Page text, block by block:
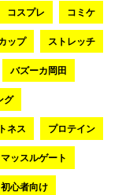
コスプレ コミケ
ップ ストレッチ
バズーカ岡田
グ
ネス プロテイン
マッスルゲート
初心者向け